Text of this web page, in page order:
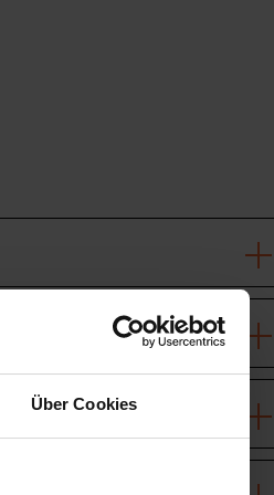
Über Cookies